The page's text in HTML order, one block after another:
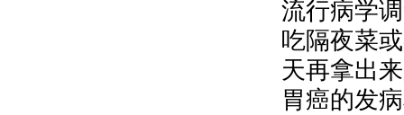
流行病学
吃隔夜菜
天再拿出
胃癌的发